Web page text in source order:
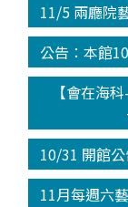
11/5 兩廳院
公告：本館
【會在海
10/31 開館
11月每週六